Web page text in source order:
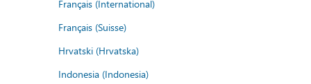
Français (International)
Français (Suisse)
Hrvatski (Hrvatska)
Indonesia (Indonesia)